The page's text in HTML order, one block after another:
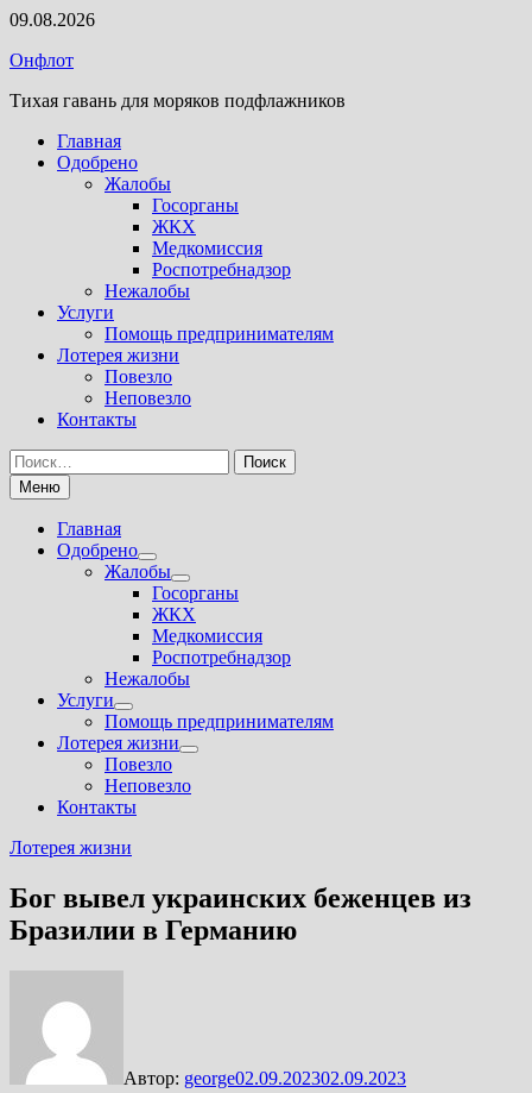
Перейти
содержимому
09.08.2026
Онфлот
Тихая гавань для моряков подфлажников
Главная
Одобрено
Жалобы
Госорганы
ЖКХ
Медкомиссия
Роспотребнадзор
Нежалобы
Услуги
Помощь предпринимателям
Лотерея жизни
Повезло
Неповезло
Контакты
Найти:
Меню
Главная
Одобрено
Показать
подменю
Жалобы
Показать
подменю
Госорганы
ЖКХ
Медкомиссия
Роспотребнадзор
Нежалобы
Услуги
Показать
подменю
Помощь предпринимателям
Лотерея жизни
Показать
Повезло
Неповезло
Контакты
Лотерея жизни
Бог вывел украинских беженцев из
Бразилии в Германию
Автор: george02.09.202302.09.2023